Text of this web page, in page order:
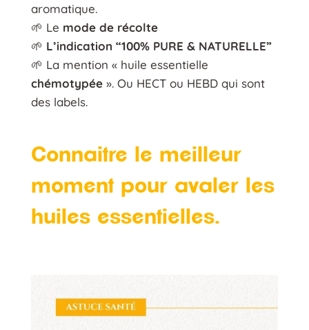
aromatique.
🌱 Le mode de récolte
🌱 L’indication “100% PURE & NATURELLE”
🌱 La mention « huile essentielle
chémotypée». Ou HECT ou HEBD qui sont
des labels.
Connaitre le meilleur
moment pour avaler les
huiles essentielles.